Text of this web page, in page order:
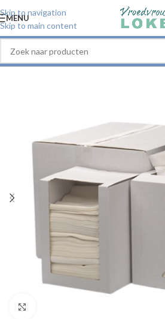
Skip to navigation
Skip to main content
MENU